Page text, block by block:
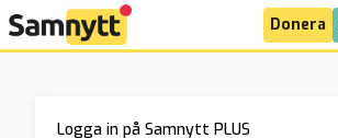
Donera
Logga in på Samnytt PLUS